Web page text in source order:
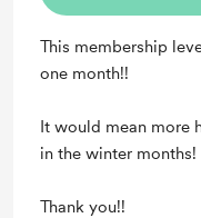
This membership
one month!!
It would mean more
in the winter months!
Thank you!!